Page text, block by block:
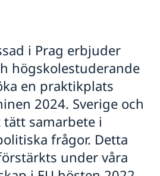
i utrikes- och
anledning av Sveriges
i utrikesdeklarationen
ambassad i Prag
i Prag erbjuder
högskolestuderande
en praktikplats
2024. Sverige och
samarbete i
frågor. Detta
under våra